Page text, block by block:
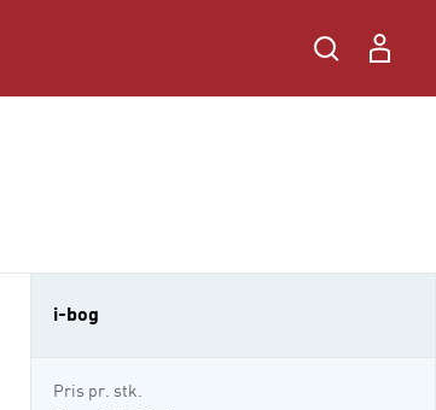
i-bog
Pris pr. stk.